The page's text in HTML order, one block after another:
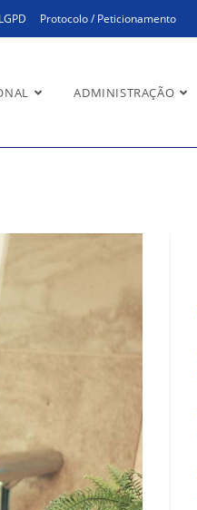
LGPD Protocolo / Peticionamento
ADMINISTRAÇÃO